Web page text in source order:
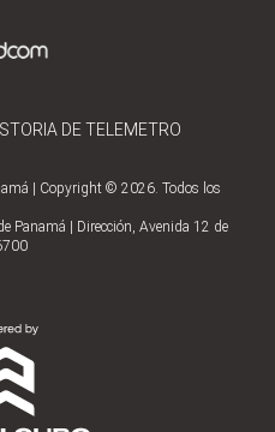
DE TELEMETRO
| Copyright © 2026. Todos los
Panamá | Dirección, Avenida 12 de